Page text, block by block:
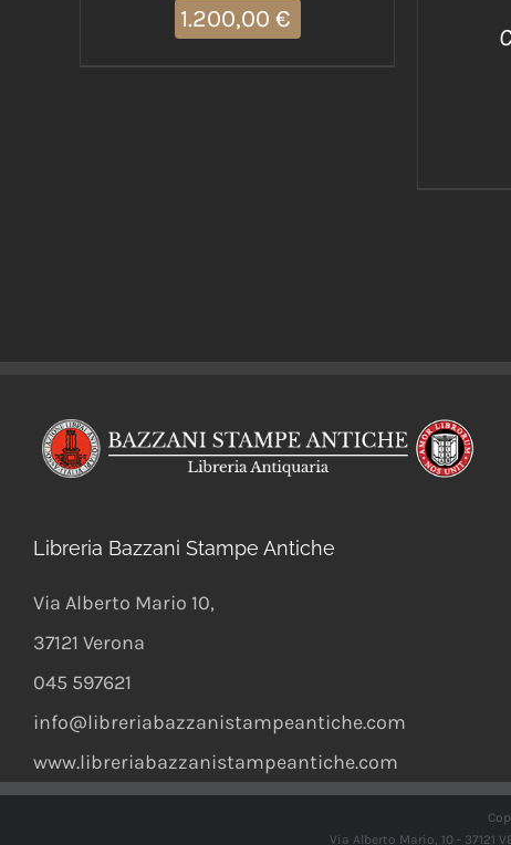
1.200,00 €
Libreria Bazzani Stampe Antiche
Via Alberto Mario 10,
37121 Verona
045 597621
info@libreriabazzanistampeantiche.com
www.libreriabazzanistampeantiche.com
Via Alberto Mario, 10 - 37121